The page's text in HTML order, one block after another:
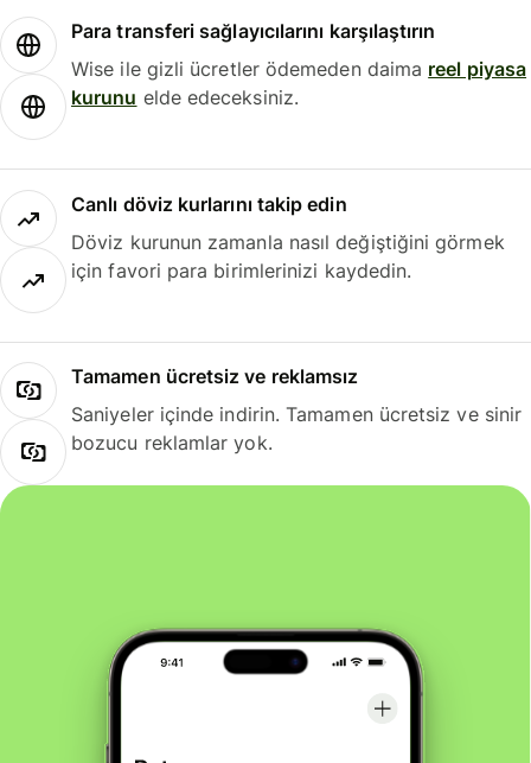
Para transferi sağlayıcılarını karşılaştırın
Wise ile gizli ücretler ödemeden daima reel piyasa
kurunu elde edeceksiniz.
Canlı döviz kurlarını takip edin
Döviz kurunun zamanla nasıl değiştiğini görmek
için favori para birimlerinizi kaydedin.
Tamamen ücretsiz ve reklamsız
Saniyeler içinde indirin. Tamamen ücretsiz ve sinir
bozucu reklamlar yok.